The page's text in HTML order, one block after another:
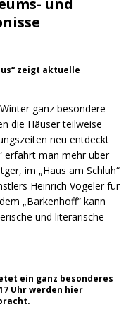
und
zeigt aktuelle
ganz besondere
die Häuser teilweise
neu entdeckt
erfährt man mehr über
im „Haus am Schluh“
Heinrich Vogeler für
„Barkenhoff“ kann
und literarische
ein ganz besonderes
Uhr werden hier